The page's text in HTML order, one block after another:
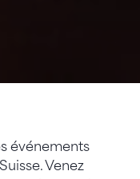
événements
Venez